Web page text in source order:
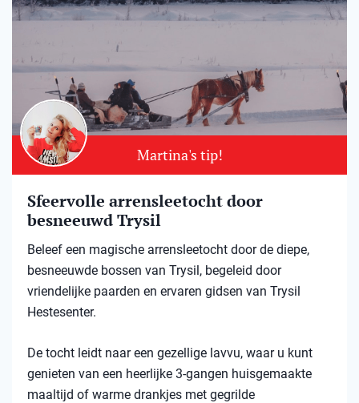
Martina's tip!
Sfeervolle arrensleetocht door
besneeuwd Trysil​
Beleef een magische arrensleetocht door de diepe,
besneeuwde bossen van Trysil, begeleid door
vriendelijke paarden en ervaren gidsen van Trysil
Hestesenter.
De tocht leidt naar een gezellige lavvu, waar u kunt
genieten van een heerlijke 3-gangen huisgemaakte
maaltijd of warme drankjes met gegrilde